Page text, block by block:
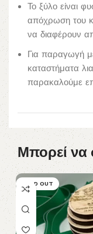
Το ξύλο είναι
απόχρωση του
να διαφέρουν
Για παραγωγή
καταστήματα
παρακαλούμε
Μπορεί να
SOLD OUT